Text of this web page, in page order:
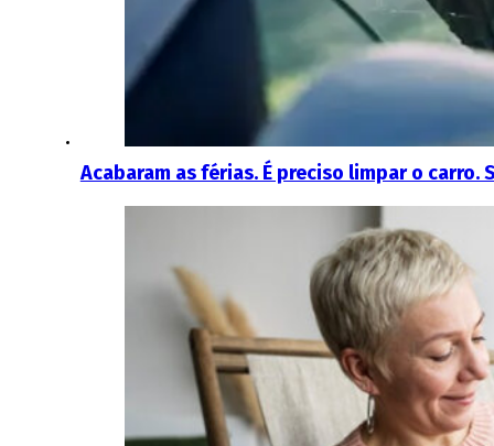
Acabaram as férias. É preciso limpar o carro.